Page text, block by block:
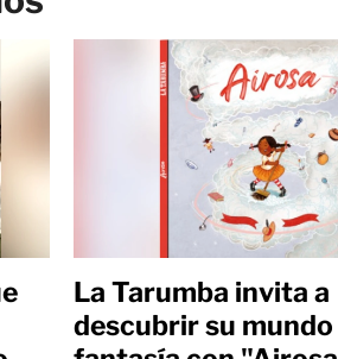
La Tarumba invita a
descubrir su mundo